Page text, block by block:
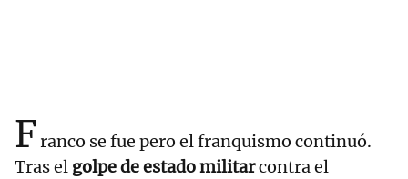
Franco se fue pero el franquismo continuó.
Tras el golpe de estado militarcontra el